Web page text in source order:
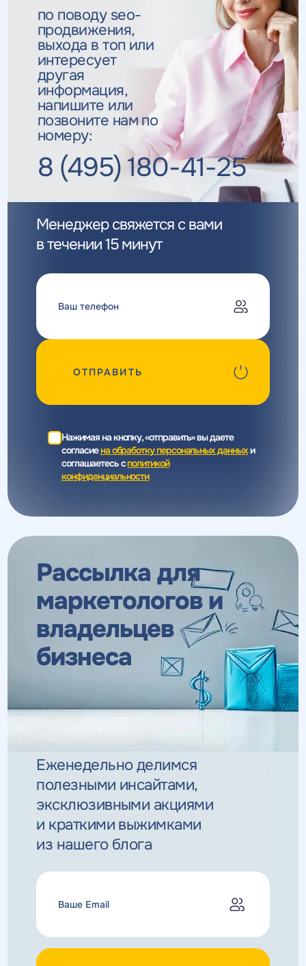
по поводу seo-
продвижения,
выхода в топ или
интересует
другая
информация,
напишите или
позвоните нам по
номеру:
8 (495) 180-41-25
Менеджер свяжется с вами
в течении 15 минут
ОТПРАВИТЬ
Нажимая на кнопку, «отправить» вы даете
согласиена обработку персональных данныхи
соглашаетесь cполитикой
конфиденциальности
Рассылка для
маркетологови
владельцев
бизнеса
Еженедельно делимся
полезными инсайтами,
эксклюзивными акциями
и краткими выжимками
из нашего блога